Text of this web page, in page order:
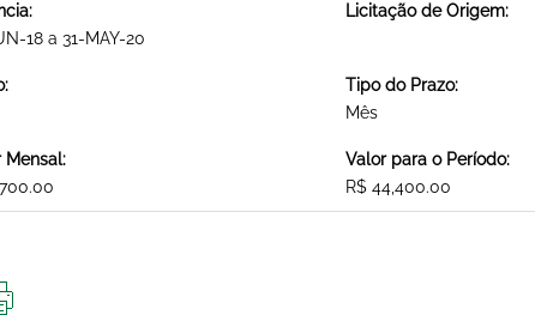
18 a 31-MAY-20
Licitação de Origem:
Tipo do Prazo:
Mês
Mensal:
Valor para o Período:
R$ 44,400.00